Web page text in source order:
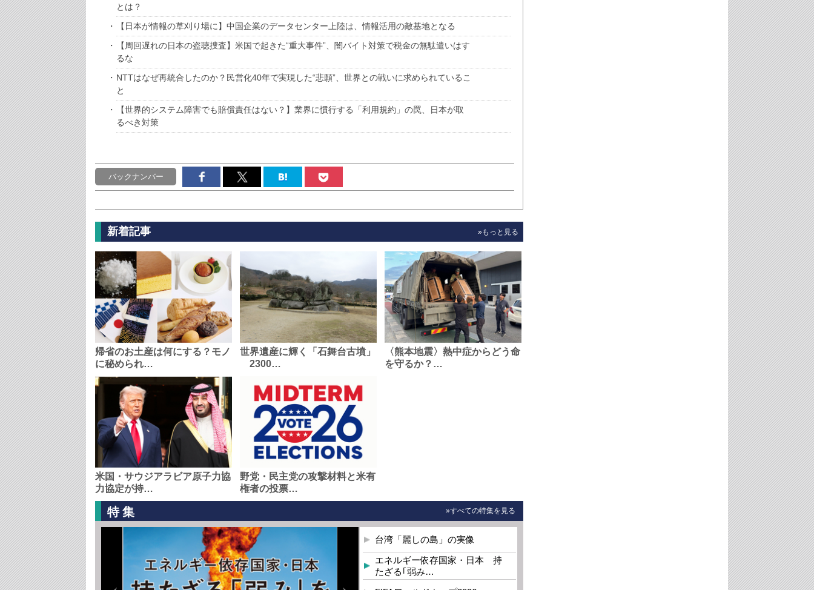
とは？
【日本が情報の草刈り場に】中国企業のデータセンター上陸は、情報活用の敵基地となる
【周回遅れの日本の盗聴捜査】米国で起きた“重大事件”、闇バイト対策で税金の無駄遣いはす
るな
NTTはなぜ再統合したのか？民営化40年で実現した“悲願”、世界との戦いに求められているこ
と
【世界的システム障害でも賠償責任はない？】業界に慣行する「利用規約」の罠、日本が取
るべき対策
バックナンバー
新着記事 »もっと見る
帰省のお土産は何にする？モノ
に秘められ…
世界遺産に輝く「石舞台古墳」
2300…
〈熊本地震〉熱中症からどう命
を守るか？…
米国・サウジアラビア原子力協
力協定が持…
野党・民主党の攻撃材料と米有
権者の投票…
特集 »すべての特集を見る
台湾「麗しの島」の実像
エネルギー依存国家・日本 持
たざる｢弱み…